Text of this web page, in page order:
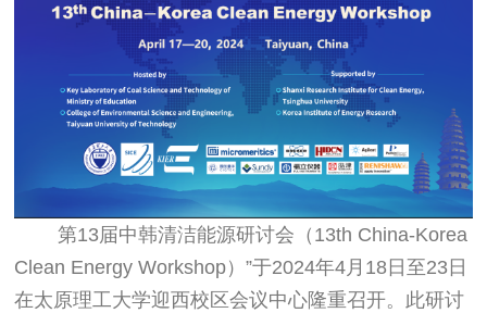
第13届中韩清洁能源研讨会（13th China-Korea
Clean Energy Workshop）”于2024年4月18日至23日
在太原理工大学迎西校区会议中心隆重召开。此研讨